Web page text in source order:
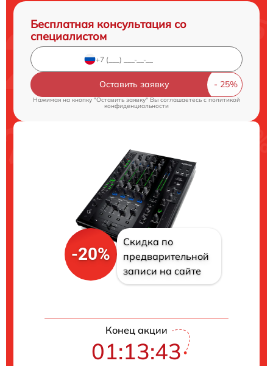
Бесплатная консультация со
специалистом
Оставить заявку
Нажимая на кнопку "Оставить заявку" Вы соглашаетесь c политикой
конфиденциальности
-20%
Скидка по
предварительной
записи на сайте
Конец акции
01:13:42